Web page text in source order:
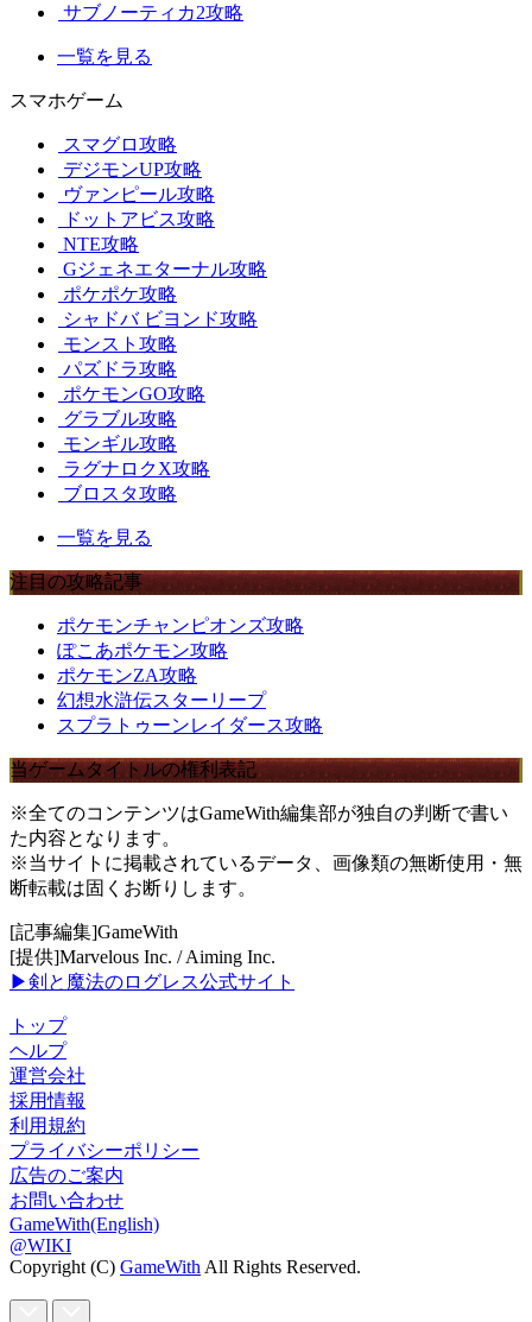
サブノーティカ2攻略
一覧を見る
スマホゲーム
スマグロ攻略
デジモンUP攻略
ヴァンピール攻略
ドットアビス攻略
NTE攻略
Gジェネエターナル攻略
ポケポケ攻略
シャドバ ビヨンド攻略
モンスト攻略
パズドラ攻略
ポケモンGO攻略
グラブル攻略
モンギル攻略
ラグナロクX攻略
ブロスタ攻略
一覧を見る
注目の攻略記事
ポケモンチャンピオンズ攻略
ぽこあポケモン攻略
ポケモンZA攻略
幻想水滸伝スターリープ
スプラトゥーンレイダース攻略
当ゲームタイトルの権利表記
※全てのコンテンツはGameWith編集部が独自の判断で書い
た内容となります。
※当サイトに掲載されているデータ、画像類の無断使用・無
断転載は固くお断りします。
[記事編集]GameWith
[提供]Marvelous Inc. / Aiming Inc.
▶剣と魔法のログレス公式サイト
トップ
ヘルプ
運営会社
採用情報
利用規約
プライバシーポリシー
広告のご案内
お問い合わせ
GameWith(English)
@WIKI
Copyright (C) GameWith All Rights Reserved.